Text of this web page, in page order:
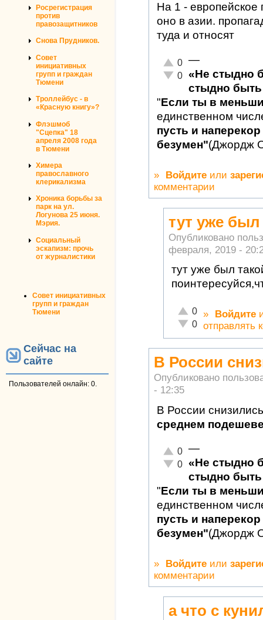
Росрегистрация
против
правозащитников
Снова Прудников.
Совет
инициативных
групп и граждан
Тюмени
Троллейбус - в
«Красную книгу»?
Флэшмоб
"Сцепка" 18
апреля 2008 года
в Тюмени
Химера
православного
клерикализма
Хроника борьбы за
парк на ул.
Логунова 25 июня.
Мэрия.
Социальный
эскапизм: прочь
от журналистики
Совет инициативных
групп и граждан
Тюмени
Сейчас на
сайте
Пользователей онлайн: 0.
На 1 - европейское
оно в азии.
туда и относят
Отлично!
0
Неадекватно!
0
—
«Не стыдно
стыдно быть
"Если ты в
единственном
пусть и
безумен"(Джордж
» Войдите или
комментарии
тут уже
Опубликовано
февраля, 2019 -
тут уже был
Отлично!
0
Неадекватно!
0
» Войдите
отправлять
В России
Опубликовано
- 12:35
В России
среднем
Отлично!
0
Неадекватно!
0
—
«Не стыдно
стыдно быть
"Если ты в
единственном
пусть и
безумен"(Джордж
» Войдите или
комментарии
а что с